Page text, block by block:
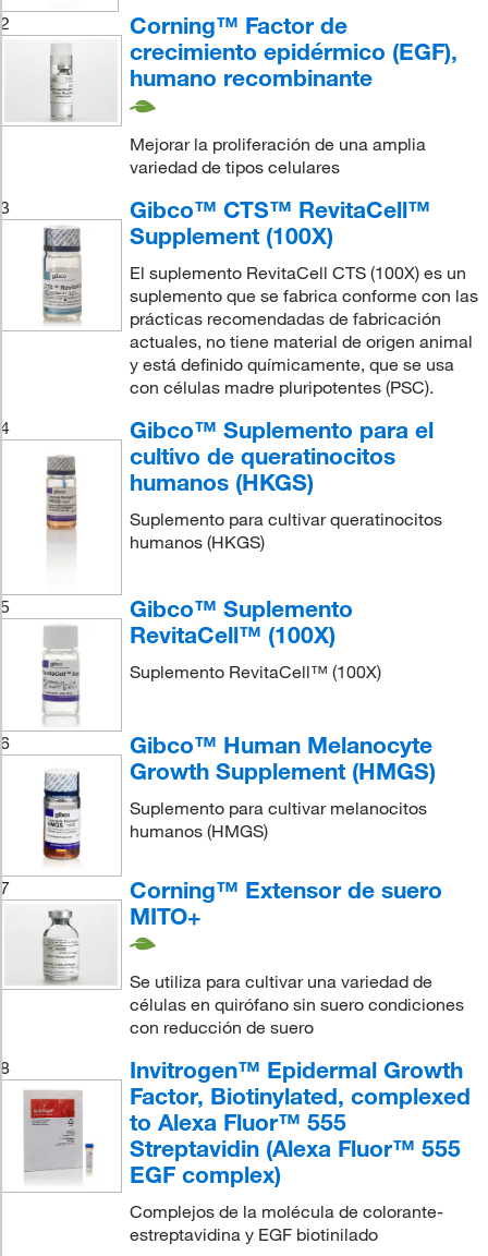
2
Corning™ Factor de
crecimiento epidérmico (EGF),
humano recombinante
Mejorar la proliferación de una amplia
variedad de tipos celulares
3
Gibco™ CTS™ RevitaCell™
Supplement (100X)
El suplemento RevitaCell CTS (100X) es un
suplemento que se fabrica conforme con las
prácticas recomendadas de fabricación
actuales, no tiene material de origen animal
y está definido químicamente, que se usa
con células madre pluripotentes (PSC).
4
Gibco™ Suplemento para el
cultivo de queratinocitos
humanos (HKGS)
Suplemento para cultivar queratinocitos
humanos (HKGS)
5
Gibco™ Suplemento
RevitaCell™ (100X)
Suplemento RevitaCell™ (100X)
6
Gibco™ Human Melanocyte
Growth Supplement (HMGS)
Suplemento para cultivar melanocitos
humanos (HMGS)
7
Corning™ Extensor de suero
MITO+
Se utiliza para cultivar una variedad de
células en quirófano sin suero condiciones
con reducción de suero
8
Invitrogen™ Epidermal Growth
Factor, Biotinylated, complexed
to Alexa Fluor™ 555
Streptavidin (Alexa Fluor™ 555
EGF complex)
Complejos de la molécula de colorante-
estreptavidina y EGF biotinilado